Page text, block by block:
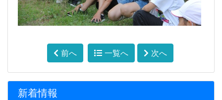
前へ 一覧へ 次へ
新着情報